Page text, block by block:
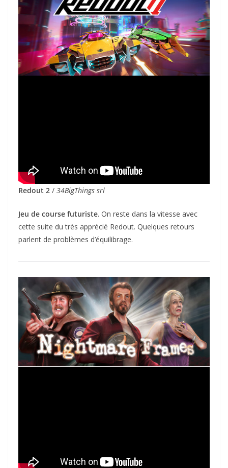
Redout 2 / 34BigThings srl
Jeu de course futuriste. On reste dans la vitesse avec
cette suite du très apprécié Redout. Quelques retours
parlent de problèmes d’équilibrage.